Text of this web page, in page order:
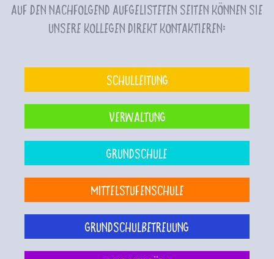
Auf den nachfolgend aufgelisteten Seiten können Sie
unsere Kollegen direkt kontaktieren:
Schulleitung
Verwaltung
Grundschule
Mittelstufenschule
Grundschulbetreuung